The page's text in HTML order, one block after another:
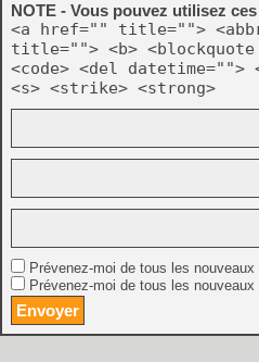
NOTE - Vous pouvez utilisez
<a href="" title="">
title=""> <b>
<code> <del datetime="">
<s> <strike> <strong>
Prévenez-moi de tous les
Prévenez-moi de tous les